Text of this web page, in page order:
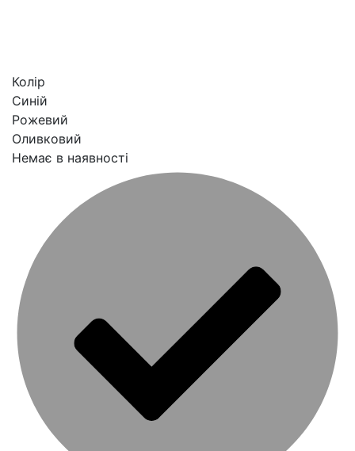
Колір
Синій
Рожевий
Оливковий
Немає в наявності